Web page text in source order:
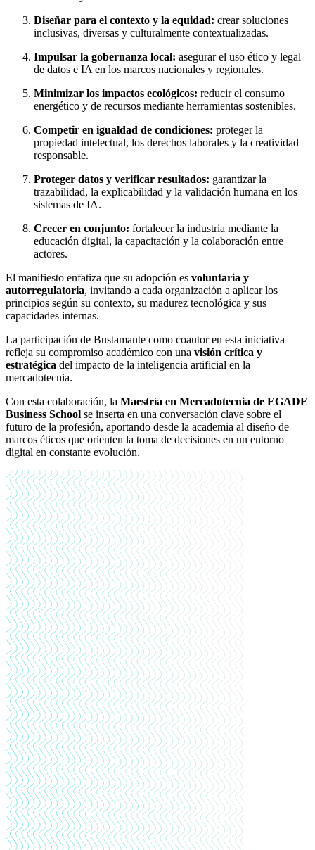
Diseñar para el contexto y la equidad: crear soluciones
inclusivas, diversas y culturalmente contextualizadas.
Impulsar la gobernanza local: asegurar el uso ético y legal
de datos e IA en los marcos nacionales y regionales.
Minimizar los impactos ecológicos: reducir el consumo
energético y de recursos mediante herramientas sostenibles.
Competir en igualdad de condiciones: proteger la
propiedad intelectual, los derechos laborales y la creatividad
responsable.
Proteger datos y verificar resultados: garantizar la
trazabilidad, la explicabilidad y la validación humana en los
sistemas de IA.
Crecer en conjunto: fortalecer la industria mediante la
educación digital, la capacitación y la colaboración entre
actores.
El manifiesto enfatiza que su adopción es voluntaria y
autorregulatoria, invitando a cada organización a aplicar los
principios según su contexto, su madurez tecnológica y sus
capacidades internas.
La participación de Bustamante como coautor en esta iniciativa
refleja su compromiso académico con una visión crítica y
estratégica del impacto de la inteligencia artificial en la
mercadotecnia.
Con esta colaboración, la Maestría en Mercadotecnia de EGADE
Business School se inserta en una conversación clave sobre el
futuro de la profesión, aportando desde la academia al diseño de
marcos éticos que orienten la toma de decisiones en un entorno
digital en constante evolución.